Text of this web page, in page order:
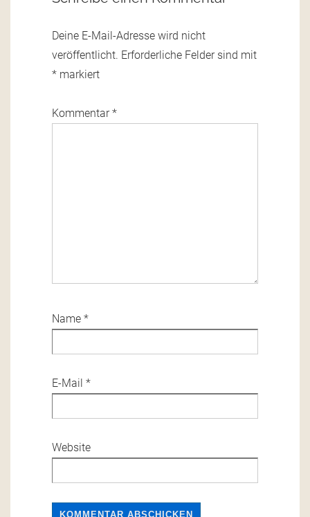
Deine E-Mail-Adresse wird nicht
veröffentlicht. Erforderliche Felder sind mit
* markiert
Kommentar*
Name *
E-Mail *
Website